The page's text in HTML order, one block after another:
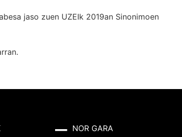
jaso zuen UZEIk 2019an Sinonimoen
NOR GARA